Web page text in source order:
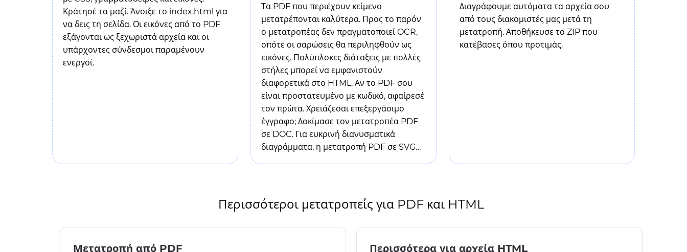
Κράτησέ τα μαζί. Άνοιξε το index.html για
να δεις τη σελίδα. Οι εικόνες από το PDF
εξάγονται ως ξεχωριστά αρχεία και οι
υπάρχοντες σύνδεσμοι παραμένουν
ενεργοί.
Τα PDF που περιέχουν κείμενο
μετατρέπονται καλύτερα. Προς το παρόν
ο μετατροπέας δεν πραγματοποιεί OCR,
οπότε οι σαρώσεις θα περιληφθούν ως
εικόνες. Πολύπλοκες διάταξεις με πολλές
στήλες μπορεί να εμφανιστούν
διαφορετικά στο HTML. Αν το PDF σου
είναι προστατευμένο με κωδικό, αφαίρεσέ
τον πρώτα. Χρειάζεσαι επεξεργάσιμο
έγγραφο; Δοκίμασε τον μετατροπέα PDF
σε DOC. Για ευκρινή διανυσματικά
διαγράμματα, η μετατροπή PDF σε SVG
Διαγράφουμε αυτόματα τα αρχεία σου
από τους διακομιστές μας μετά τη
μετατροπή. Αποθήκευσε το ZIP που
κατέβασες όπου προτιμάς.
Περισσότεροι μετατροπείς για PDF και HTML
Μετατροπή από PDF Περισσότερα για αρχεία HTML